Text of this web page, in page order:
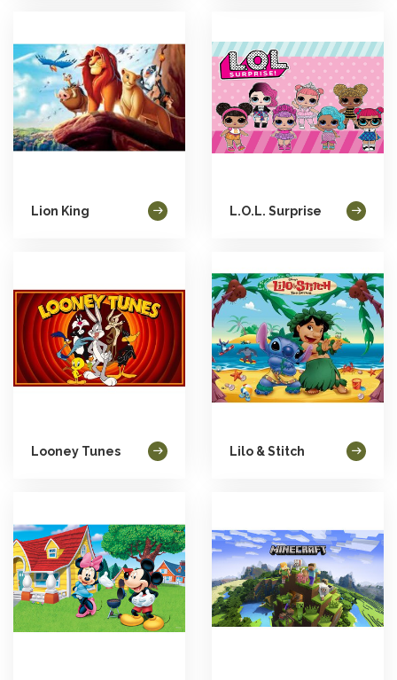
Lion King L.O.L. Surprise
Looney Tunes Lilo & Stitch